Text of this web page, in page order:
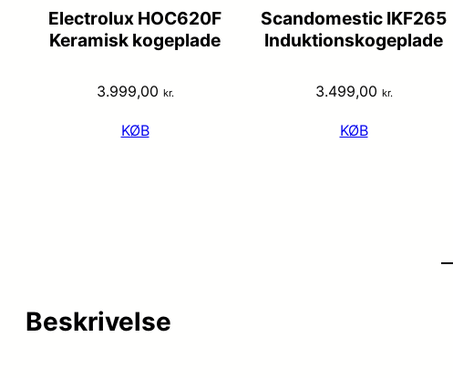
Electrolux HOC620F
Keramisk kogeplade
3.999,00 kr.
KØB
Scandomestic IKF265
Induktionskogeplade
3.499,00 kr.
KØB
Beskrivelse